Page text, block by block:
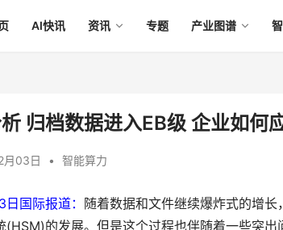
AI快讯 资讯 专题 产业图谱
归档数据进入EB级 企业如何
月03日 • 智能算力
国际报道： 随着数据和文件继续爆炸式的增
(HSM)的发展。但是这个过程也伴随着一些突